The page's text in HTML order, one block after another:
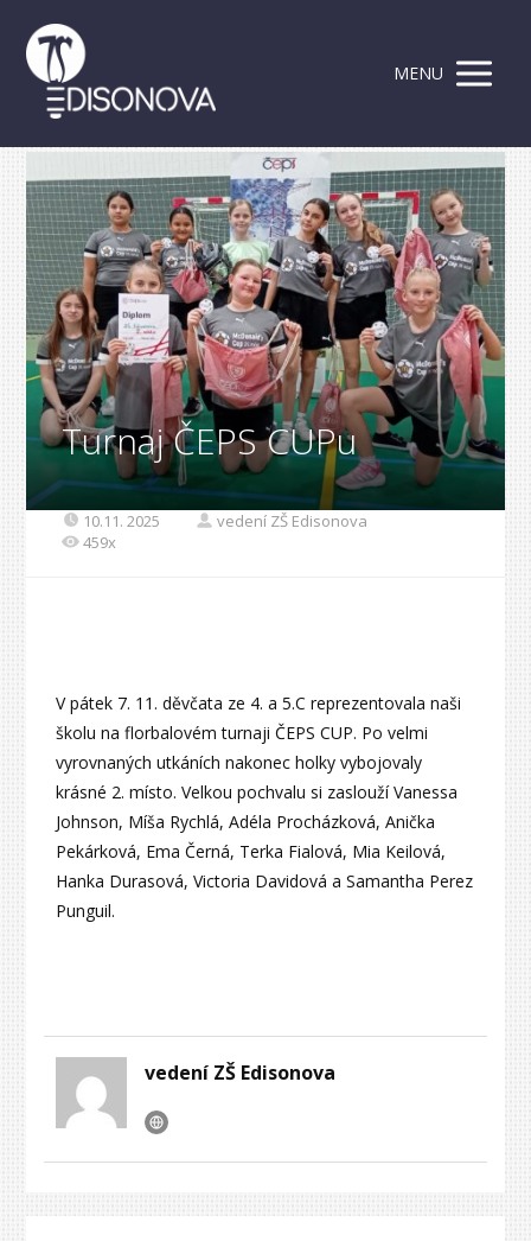
MENU
Turnaj ČEPS CUPu
10.11. 2025
vedení ZŠ Edisonova
459x
V pátek 7. 11. děvčata ze 4. a 5.C reprezentovala naši
školu na florbalovém turnaji ČEPS CUP. Po velmi
vyrovnaných utkáních nakonec holky vybojovaly
krásné 2. místo. Velkou pochvalu si zaslouží Vanessa
Johnson, Míša Rychlá, Adéla Procházková, Anička
Pekárková, Ema Černá, Terka Fialová, Mia Keilová,
Hanka Durasová, Victoria Davidová a Samantha Perez
Punguil.
vedení ZŠ Edisonova